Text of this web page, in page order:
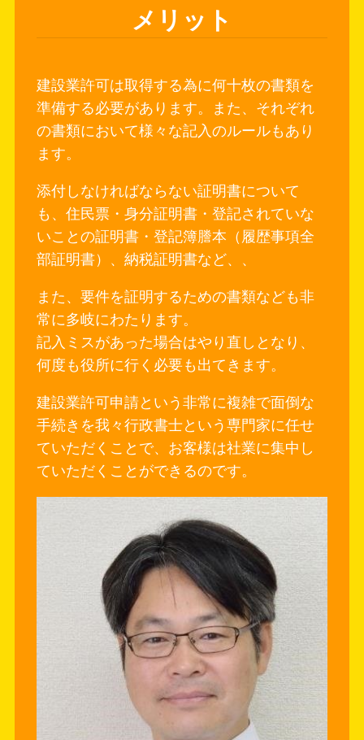
メリット
建設業許可は取得する為に何十枚の書類を
準備する必要があります。また、それぞれ
の書類において様々な記入のルールもあり
ます。
添付しなければならない証明書について
も、住民票・身分証明書・登記されていな
いことの証明書・登記簿謄本（履歴事項全
部証明書）、納税証明書など、、
また、要件を証明するための書類なども非
常に多岐にわたります。
記入ミスがあった場合はやり直しとなり、
何度も役所に行く必要も出てきます。
建設業許可申請という非常に複雑で面倒な
手続きを我々行政書士という専門家に任せ
ていただくことで、お客様は社業に集中し
ていただくことができるのです。